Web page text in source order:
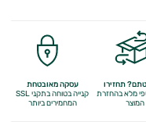
תחזירו
מלאבהחזרת
המוצר
עסקה מאובטחת
קנייה בטוחה בתקני SSL
המחמירים ביותר